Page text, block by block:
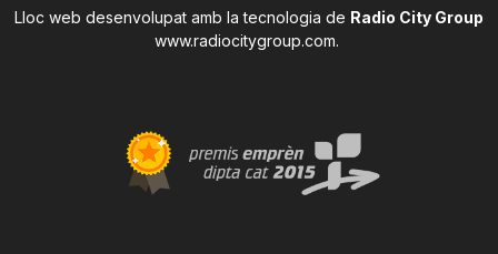
Lloc web desenvolupat amb la tecnologia de Radio City Group
www.radiocitygroup.com.